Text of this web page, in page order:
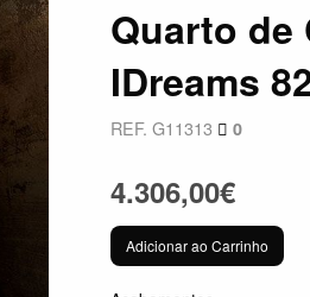
Quarto de
IDreams
REF. G11313 0
4.306,00€
Adicionar ao Carrinho